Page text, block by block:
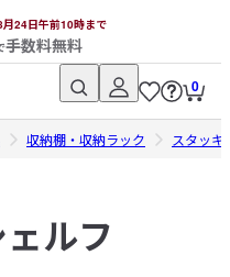
24日午前10時まで
手数料無料
0
収納棚・収納ラック スタッキ
ルフ